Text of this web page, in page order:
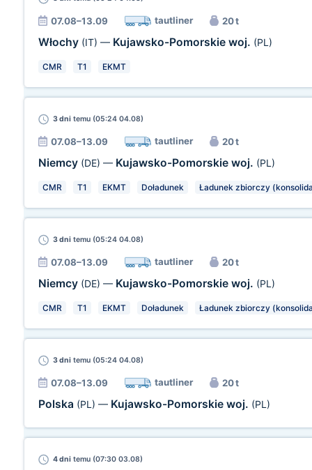
07.08–13.09 tautliner 20 t
Włochy (IT) — Kujawsko-Pomorskie woj. (PL)
CMR T1 EKMT
3 dni temu (05:24 04.08)
07.08–13.09 tautliner 20 t
Niemcy (DE) — Kujawsko-Pomorskie woj. (PL)
CMR T1 EKMT Doładunek Ładunek zbiorczy
3 dni temu (05:24 04.08)
07.08–13.09 tautliner 20 t
Niemcy (DE) — Kujawsko-Pomorskie woj. (PL)
CMR T1 EKMT Doładunek Ładunek zbiorczy
3 dni temu (05:24 04.08)
07.08–13.09 tautliner 20 t
Polska (PL) — Kujawsko-Pomorskie woj. (PL)
4 dni temu (07:30 03.08)